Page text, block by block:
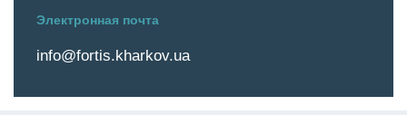
Электронная почта
info@fortis.kharkov.ua